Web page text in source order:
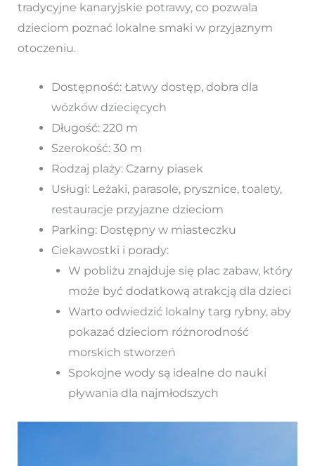
tradycyjne kanaryjskie potrawy, co pozwala
dzieciom poznać lokalne smaki w przyjaznym
otoczeniu.
Dostępność: Łatwy dostęp, dobra dla
wózków dziecięcych
Długość: 220 m
Szerokość: 30 m
Rodzaj plaży: Czarny piasek
Usługi: Leżaki, parasole, prysznice, toalety,
restauracje przyjazne dzieciom
Parking: Dostępny w miasteczku
Ciekawostki i porady:
W pobliżu znajduje się plac zabaw, który
może być dodatkową atrakcją dla dzieci
Warto odwiedzić lokalny targ rybny, aby
pokazać dzieciom różnorodność
morskich stworzeń
Spokojne wody są idealne do nauki
pływania dla najmłodszych